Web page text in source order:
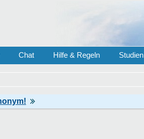
Chat Hilfe & Regeln Studien